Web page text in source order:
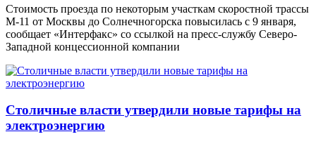
Стоимость проезда по некоторым участкам скоростной трассы
М-11 от Москвы до Солнечногорска повысилась с 9 января,
сообщает «Интерфакс» со ссылкой на пресс-службу Северо-
Западной концессионной компании
Столичные власти утвердили новые тарифы на
электроэнергию